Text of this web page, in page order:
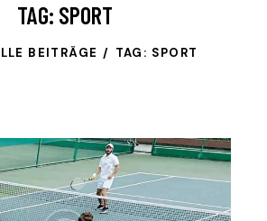
TAG: SPORT
BEITRÄGE TAG: SPORT